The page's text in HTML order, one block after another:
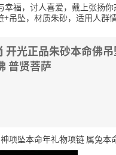
福，讨人喜爱，戴上张扬
吊坠，材质朱砂，适用人群情
开光正品朱砂本命佛
普贤菩萨
项坠本命年礼物项链 属兔本